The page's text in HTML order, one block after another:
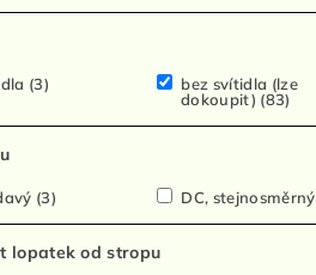
(3)
bez svítidla (lze
dokoupit) (83)
(3) DC, stejnosměrný
lopatek od stropu